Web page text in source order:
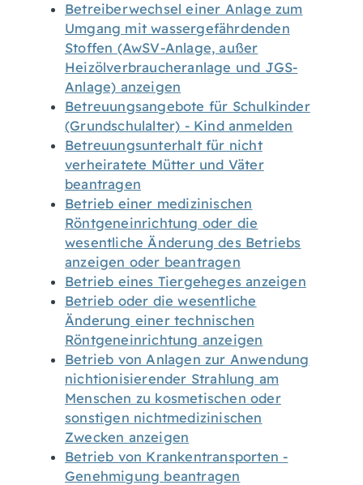
Betreiberwechsel einer Anlage zum
Umgang mit wassergefährdenden
Stoffen (AwSV-Anlage, außer
Heizölverbraucheranlage und JGS-
Anlage) anzeigen
Betreuungsangebote für Schulkinder
(Grundschulalter) - Kind anmelden
Betreuungsunterhalt für nicht
verheiratete Mütter und Väter
beantragen
Betrieb einer medizinischen
Röntgeneinrichtung oder die
wesentliche Änderung des Betriebs
anzeigen oder beantragen
Betrieb eines Tiergeheges anzeigen
Betrieb oder die wesentliche
Änderung einer technischen
Röntgeneinrichtung anzeigen
Betrieb von Anlagen zur Anwendung
nichtionisierender Strahlung am
Menschen zu kosmetischen oder
sonstigen nichtmedizinischen
Zwecken anzeigen
Betrieb von Krankentransporten -
Genehmigung beantragen